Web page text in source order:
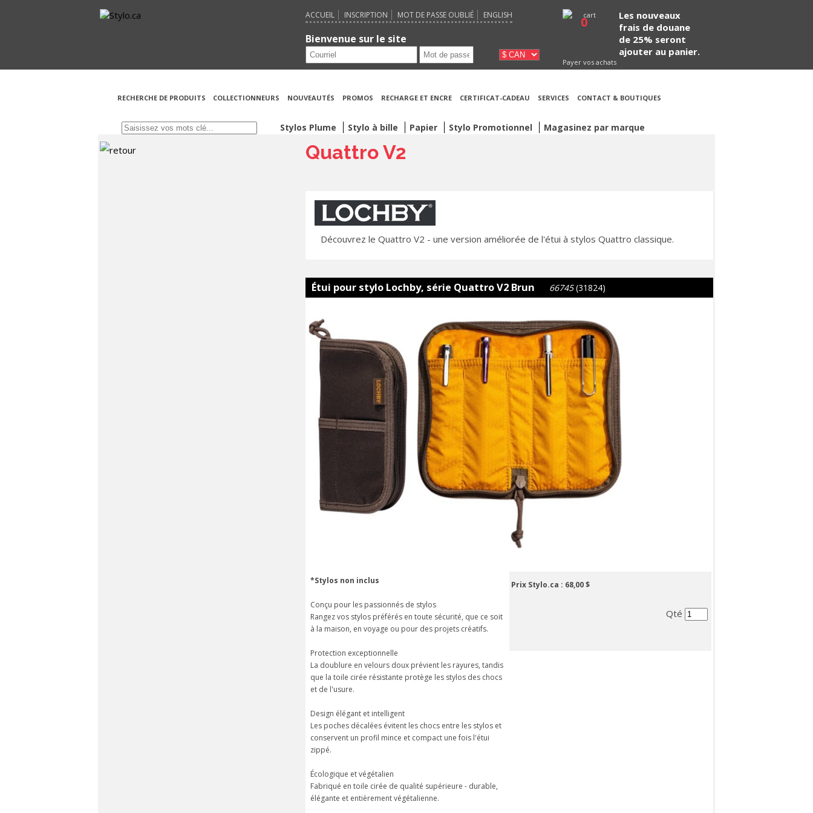
ACCUEIL INSCRIPTION MOT DE PASSE OUBLIÉ ENGLISH
Bienvenue sur le site
Payer vos achats
0
Les nouveaux
frais de douane
de 25% seront
ajouter au panier.
RECHERCHE DE PRODUITS COLLECTIONNEURS NOUVEAUTÉS PROMOS RECHARGE ET ENCRE CERTIFICAT-CADEAU SERVICES CONTACT & BOUTIQUES
Stylos Plume Stylo à bille Papier Stylo Promotionnel Magasinez par marque
Quattro V2
Découvrez le Quattro V2 - une version améliorée de l'étui à stylos Quattro classique.
Étui pour stylo Lochby, série Quattro V2 Brun 66745 (31824)
*Stylos non inclus
Conçu pour les passionnés de stylos
Rangez vos stylos préférés en toute sécurité, que ce soit
à la maison, en voyage ou pour des projets créatifs.
Protection exceptionnelle
La doublure en velours doux prévient les rayures, tandis
que la toile cirée résistante protège les stylos des chocs
et de l'usure.
Design élégant et intelligent
Les poches décalées évitent les chocs entre les stylos et
conservent un profil mince et compact une fois l'étui
zippé.
Écologique et végétalien
Fabriqué en toile cirée de qualité supérieure - durable,
élégante et entièrement végétalienne.
Prix Stylo.ca : 68,00 $
Qté